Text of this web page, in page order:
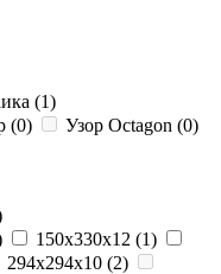
(1)
(0) Узор Octagon (0)
150x330x12 (1)
294x294x10 (2)